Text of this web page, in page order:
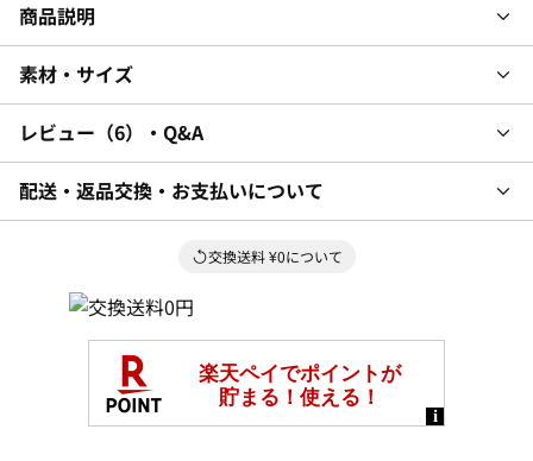
商品説明
素材・サイズ
レビュー 6 ・Q&A
配送・返品交換・お支払いについて
交換送料 ¥0について